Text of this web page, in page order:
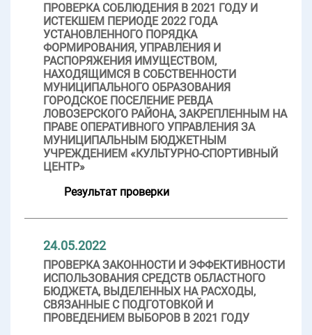
ПРОВЕРКА СОБЛЮДЕНИЯ В 2021 ГОДУ И
ИСТЕКШЕМ ПЕРИОДЕ 2022 ГОДА
УСТАНОВЛЕННОГО ПОРЯДКА
ФОРМИРОВАНИЯ, УПРАВЛЕНИЯ И
РАСПОРЯЖЕНИЯ ИМУЩЕСТВОМ,
НАХОДЯЩИМСЯ В СОБСТВЕННОСТИ
МУНИЦИПАЛЬНОГО ОБРАЗОВАНИЯ
ГОРОДСКОЕ ПОСЕЛЕНИЕ РЕВДА
ЛОВОЗЕРСКОГО РАЙОНА, ЗАКРЕПЛЕННЫМ НА
ПРАВЕ ОПЕРАТИВНОГО УПРАВЛЕНИЯ ЗА
МУНИЦИПАЛЬНЫМ БЮДЖЕТНЫМ
УЧРЕЖДЕНИЕМ «КУЛЬТУРНО-СПОРТИВНЫЙ
ЦЕНТР»
Результат проверки
24.05.2022
ПРОВЕРКА ЗАКОННОСТИ И ЭФФЕКТИВНОСТИ
ИСПОЛЬЗОВАНИЯ СРЕДСТВ ОБЛАСТНОГО
БЮДЖЕТА, ВЫДЕЛЕННЫХ НА РАСХОДЫ,
СВЯЗАННЫЕ С ПОДГОТОВКОЙ И
ПРОВЕДЕНИЕМ ВЫБОРОВ В 2021 ГОДУ